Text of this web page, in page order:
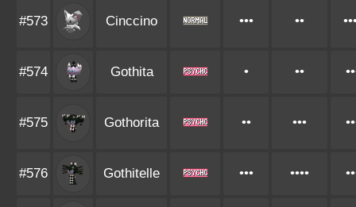
#573 Cinccino ••• ••
#574 Gothita • ••
#575 Gothorita •• •••
#576 Gothitelle ••• ••••